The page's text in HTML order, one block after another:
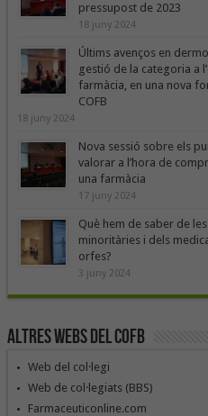
pressupost de 2023
18 juny 2024
Últims avenços en
gestió de la categoria a
farmàcia, en una nova
COFB
18 juny 2024
Nova sessió sobre els
valorar a l’hora de
una farmàcia
17 juny 2024
Què hem de saber de
minoritàries i dels
orfes?
3 juny 2024
Altres webs del COFB
Web del col·legi
Web de col·legiats (BBS)
Farmaceuticonline.com